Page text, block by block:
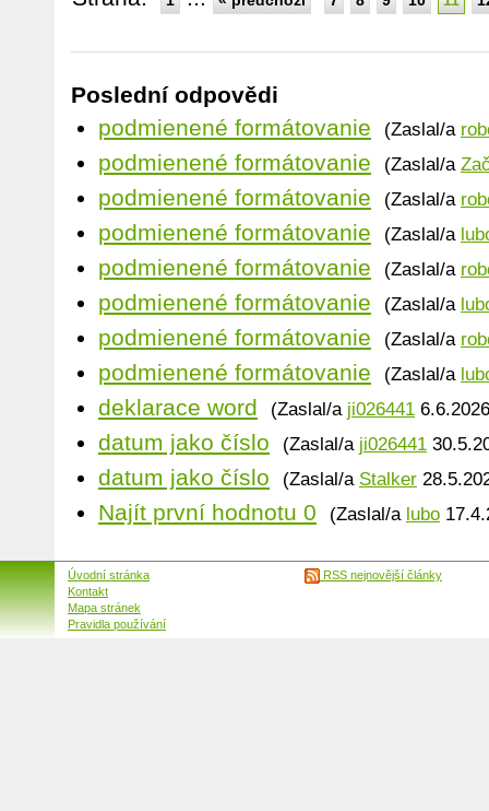
Poslední odpovědi
podmienené formátovanie
(Zaslal/a
podmienené formátovanie (Zaslal/a
podmienené formátovanie (Zaslal/a
podmienené formátovanie (Zaslal/a
podmienené formátovanie (Zaslal/a
podmienené formátovanie (Zaslal/a
podmienené formátovanie (Zaslal/a
podmienené formátovanie (Zaslal/a
deklarace word (Zaslal/a ji026441
datum jako číslo (Zaslal/a ji026441
datum jako číslo (Zaslal/a Stalker
Najít první hodnotu 0 (Zaslal/a lubo
Úvodní stránka
Kontakt
Mapa stránek
Pravidla používání
RSS nejnovější články